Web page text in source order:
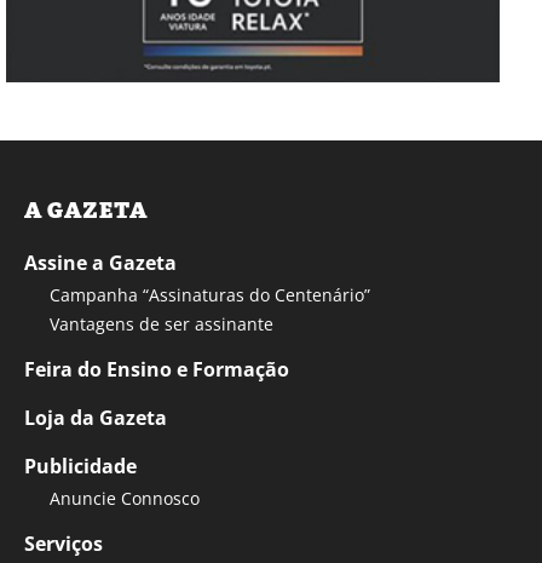
A GAZETA
Assine a Gazeta
Campanha “Assinaturas do Centenário”
Vantagens de ser assinante
Feira do Ensino e Formação
Loja da Gazeta
Publicidade
Anuncie Connosco
Serviços